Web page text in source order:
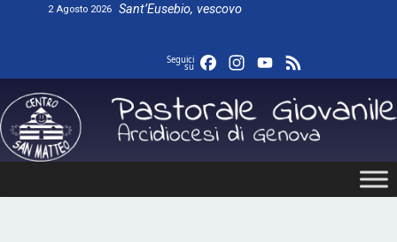
2 Agosto 2026 Sant’Eusebio, vescovo
Seguici
su FacebookInstagram
YouTube